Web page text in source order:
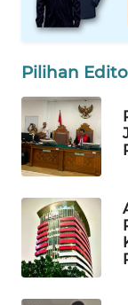
Pilihan
WAHANA
WAHANANEWS
ID
WAHANANEWS
WAHANANEWS
NET
WAHANA